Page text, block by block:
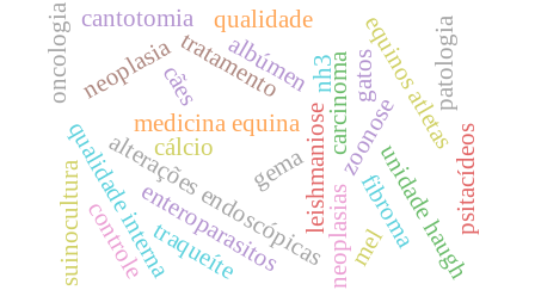
gatos
leishmaniose
tratamento
zoonose
alterações endoscópicas
medicina equina equinos atletas
albúmen
gema
qualidade interna unidade haugh
carcinoma
cães
neoplasia
oncologia
enteroparasitos
qualidade
controle
suinocultura fibroma
neoplasias
psitacídeos
cálcio
patologia
nh3
traqueíte mel
cantotomia